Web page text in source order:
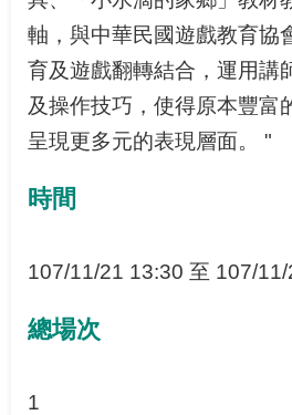
歷
年
成
果
專
區
回
頁
網
站
覽
軸，與中華民國遊戲教育協
育及遊戲翻轉結合，運用講
及操作技巧，使得原本豐富
呈現更多元的表現層面。 "
時間
107/11/21 13:30 至 107/
總場次
1